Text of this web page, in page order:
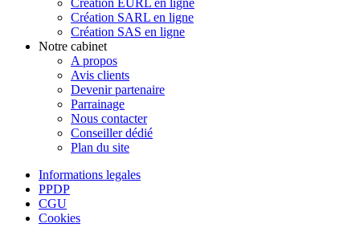
Création EURL en ligne
Création SARL en ligne
Création SAS en ligne
Notre cabinet
A propos
Avis clients
Devenir partenaire
Parrainage
Nous contacter
Conseiller dédié
Plan du site
Informations legales
PPDP
CGU
Cookies